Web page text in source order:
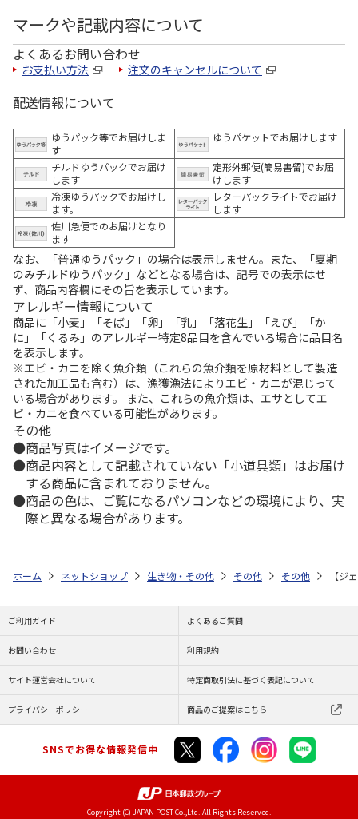
マークや記載内容について
よくあるお問い合わせ
お支払い方法 注文のキャンセルについて
配送情報について
ゆうパック等でお届けしま
す
ゆうパケットでお届けします
チルドゆうパックでお届け
します
定形外郵便(簡易書留)でお届
けします
冷凍ゆうパックでお届けし
ます。
レターパックライトでお届け
します
佐川急便でのお届けとなり
ます
なお、「普通ゆうパック」の場合は表示しません。また、「夏期
のみチルドゆうパック」などとなる場合は、記号での表示はせ
ず、商品内容欄にその旨を表示しています。
アレルギー情報について
商品に「小麦」「そば」「卵」「乳」「落花生」「えび」「か
に」「くるみ」のアレルギー特定8品目を含んでいる場合に品目名
を表示します。
※エビ・カニを除く魚介類（これらの魚介類を原材料として製造
された加工品も含む）は、漁獲漁法によりエビ・カニが混じって
いる場合があります。 また、これらの魚介類は、エサとしてエ
ビ・カニを食べている可能性があります。
その他
商品写真はイメージです。
商品内容として記載されていない「小道具類」はお届け
する商品に含まれておりません。
商品の色は、ご覧になるパソコンなどの環境により、実
際と異なる場合があります。
ホーム ネットショップ 生き物・その他 その他 その他 【ジ
ご利用ガイド よくあるご質問
お問い合わせ 利用規約
サイト運営会社について 特定商取引法に基づく表記について
プライバシーポリシー 商品のご提案はこちら
SNSでお得な情報発信中
Copyright (C) JAPAN POST Co.,Ltd. All Rights Reserved.